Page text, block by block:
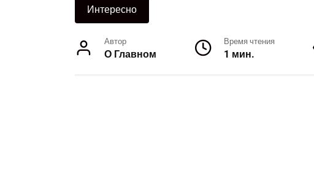
Интересно
Автор
О Главном
Время чтения
1 мин.